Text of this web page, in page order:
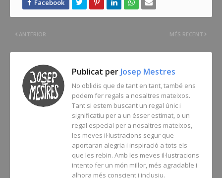
MÉS RECENT
ANTERIOR
Publicat per Josep Mestres
No oblidis que de tant en tant, també ens
podem fer regals a nosaltres mateixos.
Tant si estem buscant un regal únic i
significatiu per a un ésser estimat, o un
regal especial per a nosaltres mateixos,
les meves il·lustracions segur que
aportaran alegria i inspiració a tots els
que les rebin. Amb les meves il·lustracions
intento fer un món millor, més agradable i
alhora més conscient i inclusiu.